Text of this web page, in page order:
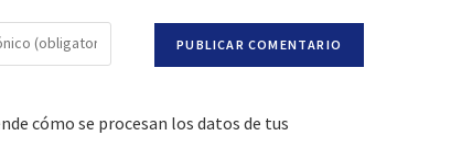
cómo se procesan los datos de tus